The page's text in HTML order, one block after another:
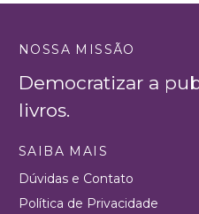
NOSSA MISSÃO
Democratizar a
livros.
SAIBA MAIS
Dúvidas e Contato
Política de Privacidade